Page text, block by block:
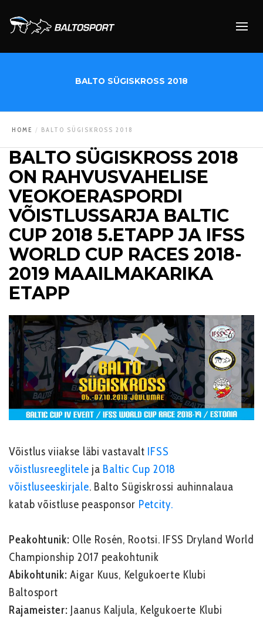
BALTO SÜGISKROSS 2018
HOME BALTO SÜGISKROSS 2018
BALTO SÜGISKROSS 2018
ON RAHVUSVAHELISE
VEOKOERASPORDI
VÕISTLUSSARJA BALTIC
CUP 2018 5.ETAPP JA IFSS
WORLD CUP RACES 2018-
2019 MAAILMAKARIKA
ETAPP
Võistlus viiakse läbi vastavalt IFSS
võistlusreeglitele ja Baltic Cup 2018
võistluseeskirjale. Balto Sügiskrossi auhinnalaua
katab võistluse peasponsor Petcity.
Peakohtunik: Olle Rosén, Rootsi. IFSS Dryland World
Championship 2017 peakohtunik
Abikohtunik: Aigar Kuus, Kelgukoerte Klubi
Baltosport
Rajameister: Jaanus Kaljula, Kelgukoerte Klubi